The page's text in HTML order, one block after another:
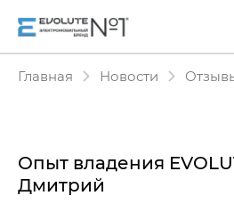
Главная Новости
Опыт владения
Дмитрий